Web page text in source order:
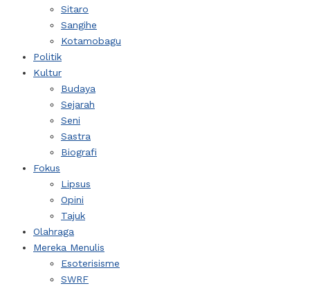
Sitaro
Sangihe
Kotamobagu
Politik
Kultur
Budaya
Sejarah
Seni
Sastra
Biografi
Fokus
Lipsus
Opini
Tajuk
Olahraga
Mereka Menulis
Esoterisisme
SWRF